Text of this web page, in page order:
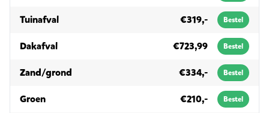
Tuinafvalin 3m³ €319,- Bestel
Dakafvalin 3m³ €723,99 Bestel
Zand/grond €334,- Bestel
Groenin 3m³ €210,- Bestel